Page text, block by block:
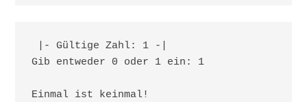
|- Gültige Zahl: 1 -|
Gib entweder 0 oder 1 ein: 1
Einmal ist keinmal!